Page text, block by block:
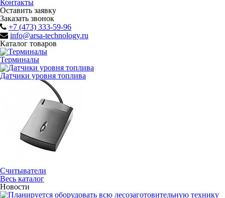
Контакты
Оставить заявку
Заказать звонок
+7 (473) 333-59-96
info@arsa-technology.ru
Каталог товаров
Терминалы
Датчики уровня топлива
Считыватели
Весь каталог
Новости